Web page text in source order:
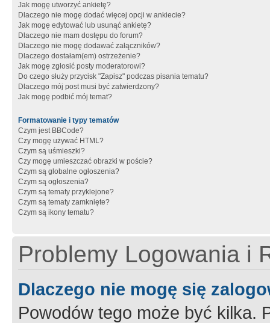
Jak mogę utworzyć ankietę?
Dlaczego nie mogę dodać więcej opcji w ankiecie?
Jak mogę edytować lub usunąć ankietę?
Dlaczego nie mam dostępu do forum?
Dlaczego nie mogę dodawać załączników?
Dlaczego dostałam(em) ostrzeżenie?
Jak mogę zgłosić posty moderatorowi?
Do czego służy przycisk "Zapisz" podczas pisania tematu?
Dlaczego mój post musi być zatwierdzony?
Jak mogę podbić mój temat?
Formatowanie i typy tematów
Czym jest BBCode?
Czy mogę używać HTML?
Czym są uśmieszki?
Czy mogę umieszczać obrazki w poście?
Czym są globalne ogłoszenia?
Czym są ogłoszenia?
Czym są tematy przyklejone?
Czym są tematy zamknięte?
Czym są ikony tematu?
Problemy Logowania i
Dlaczego nie mogę się
Powodów tego może być kilka.